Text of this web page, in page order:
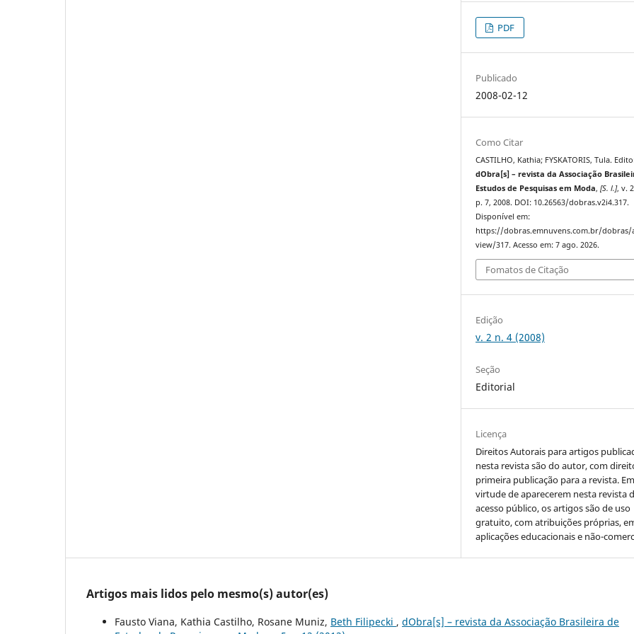
PDF
Publicado
2008-02-12
Como Citar
CASTILHO, Kathia; FYSKATORIS, Tula.
dObra[s] – revista da Associação
Estudos de Pesquisas em Moda,[S. l.], v.
p. 7, 2008. DOI: 10.26563/dobras.v2i4.317.
Disponível em:
https://dobras.emnuvens.com.br/
view/317. Acesso em: 7 ago. 2026.
Fomatos de Citação
Edição
v. 2 n. 4 (2008)
Seção
Editorial
Licença
Direitos Autorais para artigos
nesta revista são do autor, com
primeira publicação para a revista.
virtude de aparecerem nesta revista
acesso público, os artigos são de uso
gratuito, com atribuições próprias,
aplicações educacionais e não-
Artigos mais lidos pelo mesmo(s) autor(es)
Fausto Viana, Kathia Castilho, Rosane Muniz, Beth Filipecki , dObra[s] – revista da Associação Brasileira de